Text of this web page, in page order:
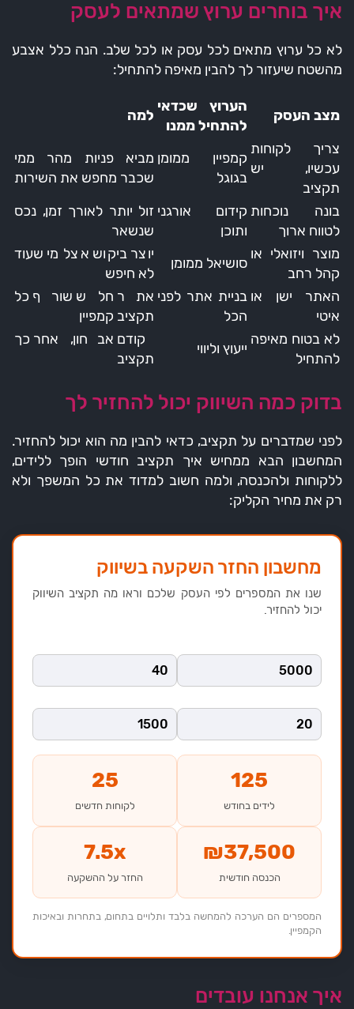
איך בוחרים ערוץ שמתאים לעסק
לא כל ערוץ מתאים לכל עסק או לכל שלב. הנה כלל אצבע
מהשטח שיעזור לך להבין מאיפה להתחיל:
מצב העסק
הערוץ שכדאי
להתחיל ממנו
למה
צריך לקוחות
עכשיו, יש
תקציב
קמפיין ממומן
בגוגל
מביא פניות מהר ממי
שכבר מחפש את השירות
בונה נוכחות
לטווח ארוך
קידום אורגני
ותוכן
זול יותר לאורך זמן, נכס
שנשאר
מוצר ויזואלי או
קהל רחב
סושיאל ממומן
יוצר ביקוש אצל מי שעוד
לא חיפש
האתר ישן או
איטי
בניית אתר לפני
הכל
אתר חלש שורף כל
תקציב קמפיין
לא בטוח מאיפה
להתחיל
ייעוץ וליווי
קודם אבחון, אחר כך
תקציב
בדוק כמה השיווק יכול להחזיר לך
לפני שמדברים על תקציב, כדאי להבין מה הוא יכול להחזיר.
המחשבון הבא ממחיש איך תקציב חודשי הופך ללידים,
ללקוחות ולהכנסה, ולמה חשוב למדוד את כל המשפך ולא
רק את מחיר הקליק:
מחשבון החזר השקעה בשיווק
שנו את המספרים לפי העסק שלכם וראו מה תקציב השיווק
יכול להחזיר.
125
לידים בחודש
25
לקוחות חדשים
₪37,500
הכנסה חודשית
7.5x
החזר על ההשקעה
המספרים הם הערכה להמחשה בלבד ותלויים בתחום, בתחרות ובאיכות
הקמפיין.
איך אנחנו עובדים